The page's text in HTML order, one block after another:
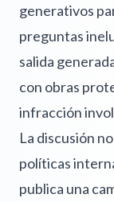
generativos
preguntas
salida
con obras
infracción
La discusión
políticas
publica una